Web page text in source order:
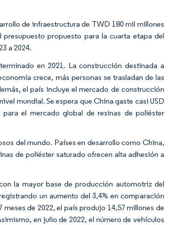
de infraestructura de TWD 180 mil millones
propuesto para la cuarta etapa del
a 2024.
en 2021. La construcción destinada a
crece, más personas se trasladan de las
el país incluye el mercado de construcción
mundial. Se espera que China gaste casi USD
el mercado global de resinas de poliéster
del mundo. Países en desarrollo como China,
de poliéster saturado ofrecen alta adhesión a
la mayor base de producción automotriz del
un aumento del 3,4% en comparación
de 2022, el país produjo 14,57 millones de
en julio de 2022, el número de vehículos